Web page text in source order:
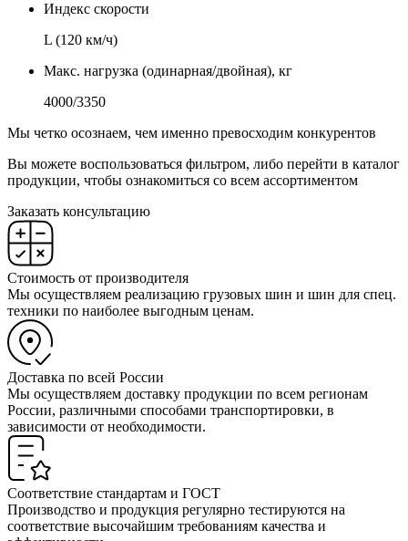
Индекс скорости
L (120 км/ч)
Макс. нагрузка (одинарная/двойная), кг
4000/3350
Мы четко осознаем, чем именно превосходим конкурентов
Вы можете воспользоваться фильтром, либо перейти в каталог
продукции, чтобы ознакомиться со всем ассортиментом
Заказать консультацию
Стоимость от производителя
Мы осуществляем реализацию грузовых шин и шин для спец.
техники по наиболее выгодным ценам.
Доставка по всей России
Мы осуществляем доставку продукции по всем регионам
России, различными способами транспортировки, в
зависимости от необходимости.
Соответствие стандартам и ГОСТ
Производство и продукция регулярно тестируются на
соответствие высочайшим требованиям качества и